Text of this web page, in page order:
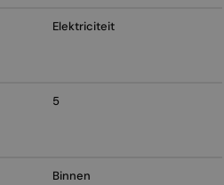
Elektriciteit
5
Binnen